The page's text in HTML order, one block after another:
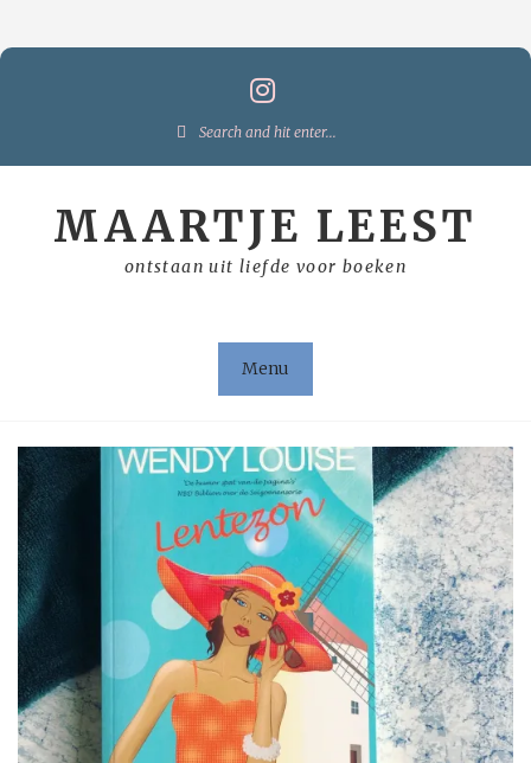
Search
MAARTJE LEEST
ontstaan uit liefde voor boeken
Menu